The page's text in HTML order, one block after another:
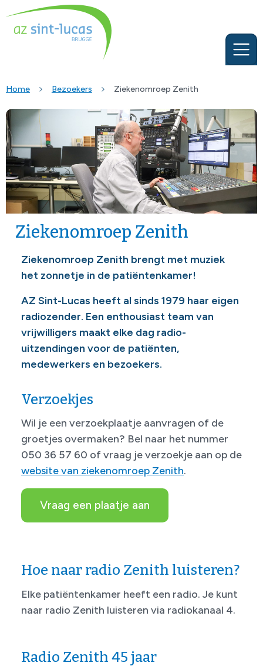
Home Bezoekers Ziekenomroep Zenith
Ziekenomroep Zenith
Ziekenomroep Zenith brengt met muziek
het zonnetje in de patiëntenkamer!
AZ Sint-Lucas heeft al sinds 1979 haar eigen
radiozender. Een enthousiast team van
vrijwilligers maakt elke dag radio-
uitzendingen voor de patiënten,
medewerkers en bezoekers.
Verzoekjes
Wil je een verzoekplaatje aanvragen of de
groetjes overmaken? Bel naar het nummer
050 36 57 60 of vraag je verzoekje aan op de
website van ziekenomroep Zenith.
Vraag een plaatje aan
Hoe naar radio Zenith luisteren?
Elke patiëntenkamer heeft een radio. Je kunt
naar radio Zenith luisteren via radiokanaal 4.
Radio Zenith 45 jaar